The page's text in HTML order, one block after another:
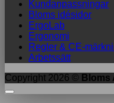
Kundanpassningar
Bloms idésidor
ErgoLab
Ergonomi
Regler & CE-
Arbetssätt
Copyright 2026 © Bloms